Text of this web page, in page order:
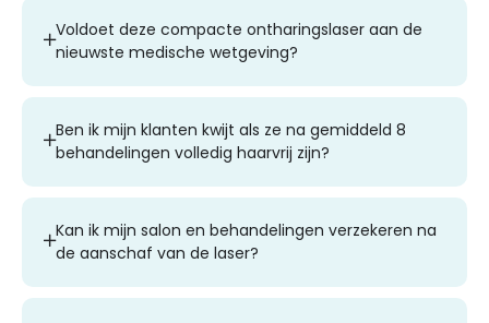
Voldoet deze compacte ontharingslaser aan de
nieuwste medische wetgeving?
Ben ik mijn klanten kwijt als ze na gemiddeld 8
behandelingen volledig haarvrij zijn?
Kan ik mijn salon en behandelingen verzekeren na
de aanschaf van de laser?